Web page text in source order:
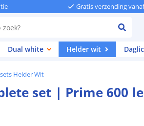
Gratis verzending
Dual white Helder wit
Helder Wit
set | Prime 600